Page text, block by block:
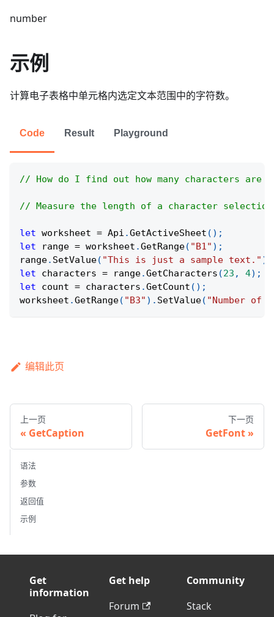
number
示例
计算电子表格中单元格内选定文本范围中的字符数。
Code Result Playground
// How do I find out how many characters
// Measure the length of a character
let worksheet = Api .GetActiveSheet ( ) ;
let range = worksheet .GetRange( "B1" ) ;
range. SetValue( "This is just a sample text." )
let characters = range.GetCharacters (23 , 4) ;
let count = characters .GetCount ( ) ;
worksheet .GetRange( "B3" ) . SetValue( "Number of
编辑此页
上一页
GetCaption
下一页
GetFont
语法
参数
返回值
示例
Get
information
Get help
Forum
Community
Stack